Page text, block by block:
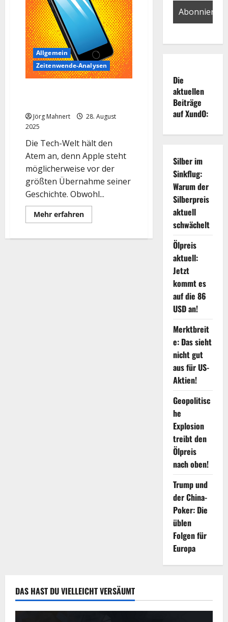
KI-
Hoffnung
Allgemein
Zeitenwende-Analysen
Jörg Mahnert
28. August
2025
Die Tech-Welt hält den
Atem an, denn Apple steht
möglicherweise vor der
größten Übernahme seiner
Geschichte. Obwohl...
Mehr erfahrenMehr
Informationen
auf
Die
aktuellen
Beiträge
auf XundO:
Silber im
Sinkflug:
Warum der
Silberpreis
aktuell
schwächelt
Ölpreis
aktuell:
Jetzt
kommt es
auf die 86
USD an!
Merktbreit
e: Das sieht
nicht gut
aus für US-
Aktien!
Geopolitisc
he
Explosion
treibt den
Ölpreis
nach oben!
Trump und
der China-
Poker: Die
üblen
Folgen für
Europa
DAS HAST DU VIELLEICHT VERSÄUMT